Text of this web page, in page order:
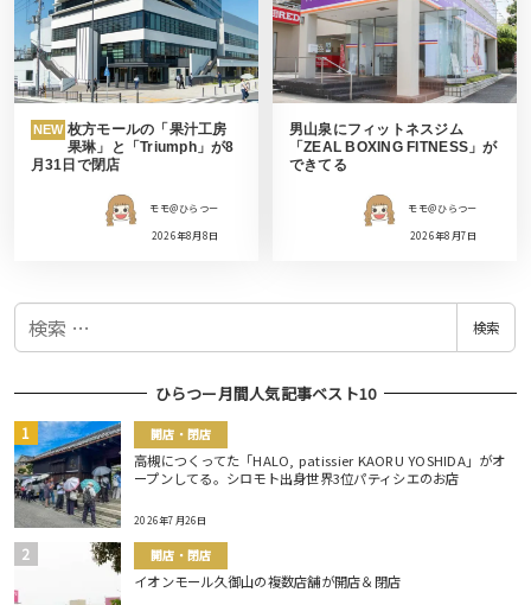
NEW 枚方モールの「果汁工房
果琳」と「Triumph」が8
月31日で閉店
モモ＠ひらつー
2026年8月8日
男山泉にフィットネスジム
「ZEAL BOXING FITNESS」が
できてる
モモ＠ひらつー
2026年8月7日
検
検索
ひらつー月間人気記事ベスト10
開店・閉店
高槻につくってた「HALO, patissier KAORU YOSHIDA」がオ
ープンしてる。シロモト出身世界3位パティシエのお店
2026年7月26日
開店・閉店
イオンモール久御山の複数店舗が開店＆閉店